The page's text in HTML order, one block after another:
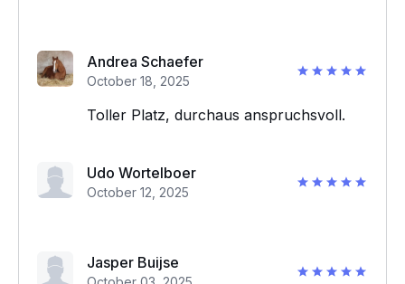
Andrea Schaefer
October 18, 2025
Toller Platz, durchaus anspruchsvoll.
Udo Wortelboer
October 12, 2025
Jasper Buijse